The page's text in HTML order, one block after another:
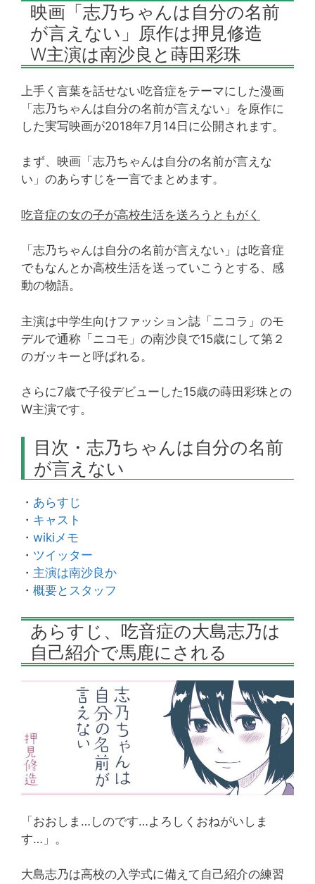
映画「志乃ちゃんは自分の名前
が言えない」原作は押見修造
W主演は南沙良と蒔田彩珠
上手く言葉を話せない吃音症をテーマにした漫画
「志乃ちゃんは自分の名前が言えない」を原作に
した実写映画が2018年7月14日に公開されます。
まず、映画「志乃ちゃんは自分の名前が言えな
い」のあらすじを一言でまとめます。
吃音症の女の子が高校生活を送ろうともがく
「志乃ちゃんは自分の名前が言えない」は吃音症
でもなんとか高校生活を送っていこうとする、感
動の物語。
主演は中学生向けファッション誌「ニコラ」のモ
デルで通称「ニコモ」の南沙良で15歳にして第２
のガッキーと呼ばれる。
さらに7歳で子役デビューした15歳の蒔田彩珠との
W主演です。
目次・志乃ちゃんは自分の名前
が言えない
・ あらすじ
・ キャスト
・ wikiメモ
・ ツイッター
・ 主演は南沙良か
・ 概要とスタッフ
あらすじ、吃音症の大島志乃は
自己紹介で馬鹿にされる
「おおしま…しのです…よろしくおねがいしま
す…」。
大島志乃は高校の入学式に備えて自己紹介の練習